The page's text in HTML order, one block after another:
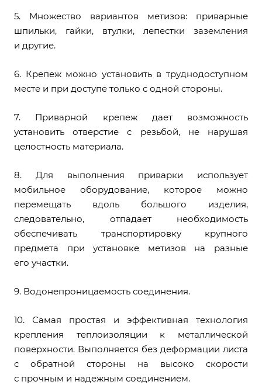
5. Множество вариантов метизов: приварные
шпильки, гайки, втулки, лепестки заземления
и другие.
6. Крепеж можно установить в труднодоступном
месте и при доступе только с одной стороны.
7. Приварной крепеж дает возможность
установить отверстие с резьбой, не нарушая
целостность материала.
8. Для выполнения приварки использует
мобильное оборудование, которое можно
перемещать вдоль большого изделия,
следовательно, отпадает необходимость
обеспечивать транспортировку крупного
предмета при установке метизов на разные
его участки.
9. Водонепроницаемость соединения.
10. Самая простая и эффективная технология
крепления теплоизоляции к металлической
поверхности. Выполняется без деформации листа
с обратной стороны на высоко скорости
с прочным и надежным соединением.